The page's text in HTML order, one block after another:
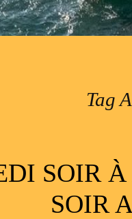
Tag
SOIR
SOIR